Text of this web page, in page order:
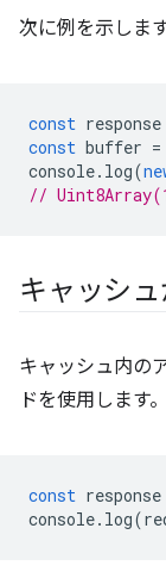
次に例を示します
const response
const buffer =
console. log(
//
キャッシ
キャッシュ内の
ドを使用します。
const response
console. log(